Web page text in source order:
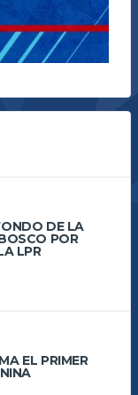
DE LA
POR
LPR
EL PRIMER